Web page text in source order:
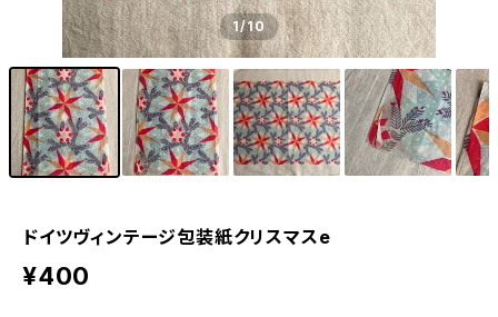
1/10
ドイツヴィンテージ包装紙クリスマスe
¥400